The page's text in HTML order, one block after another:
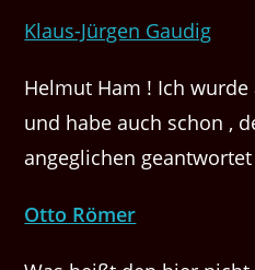
Klaus-Jürgen Gaudig
Helmut Ham ! Ich
und habe auch schon ‚
angeglichen geantwortet
Otto Römer